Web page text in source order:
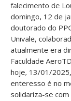
falecimento de
domingo, 12 de
doutorado do
Univale,
atualmente era
Faculdade
hoje, 13/01/
enteresso é no
solidariza-se